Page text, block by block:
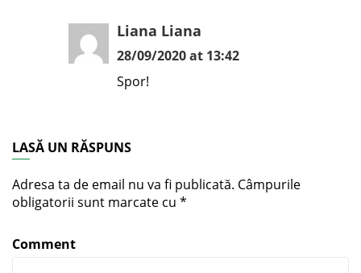
Liana Liana
28/09/2020 at 13:42
Spor!
LASĂ UN RĂSPUNS
Adresa ta de email nu va fi publicată. Câmpurile
obligatorii sunt marcate cu *
Comment